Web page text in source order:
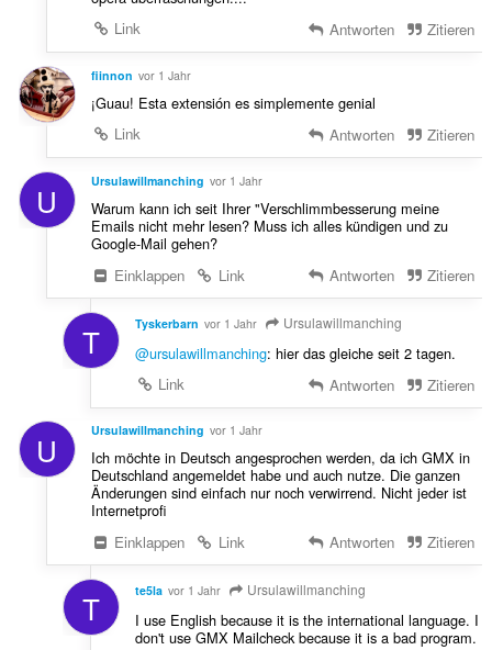
Link
Antworten Zitieren
fiinnon vor 1 Jahr
¡Guau! Esta extensión es simplemente genial
Link
Antworten Zitieren
U Ursulawillmanching vor 1 Jahr
Warum kann ich seit Ihrer "Verschlimmbesserung meine
Emails nicht mehr lesen? Muss ich alles kündigen und zu
Google-Mail gehen?
Einklappen
Link Antworten Zitieren
T Tyskerbarn vor 1 Jahr Ursulawillmanching
@ursulawillmanching: hier das gleiche seit 2 tagen.
Link
Antworten Zitieren
U Ursulawillmanching vor 1 Jahr
Ich möchte in Deutsch angesprochen werden, da ich GMX in
Deutschland angemeldet habe und auch nutze. Die ganzen
Änderungen sind einfach nur noch verwirrend. Nicht jeder ist
Internetprofi
Einklappen
Link Antworten Zitieren
T te5la vor 1 Jahr Ursulawillmanching
I use English because it is the international language. I
don't use GMX Mailcheck because it is a bad program.